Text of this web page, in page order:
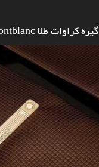
گیره کراوات طلا montblanc